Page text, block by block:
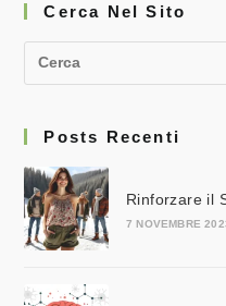
Cerca Nel Sito
Posts Recenti
Rinforzare il
7 NOVEMBRE